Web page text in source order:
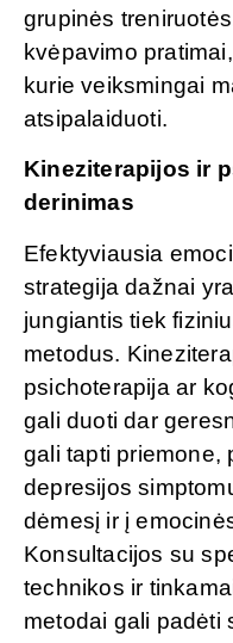
grupinės
kvėpavimo
kurie veiksmingai
atsipalaiduoti.
Kineziterapijos ir
derinimas
Efektyviausia
strategija dažnai
jungiantis tiek
metodus.
psichoterapija ar
gali duoti dar
gali tapti priemone,
depresijos
dėmesį ir į
Konsultacijos su
technikos ir
metodai gali padėti